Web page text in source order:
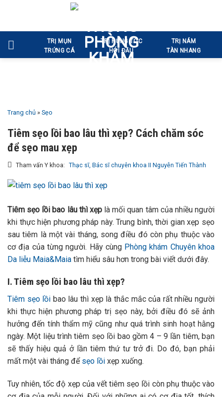
nội
dung
TRỊ MỤN
TRỨNG CÁ
TRỊ RỤNG TÓC
HÓI ĐẦU
TRỊ NÁM
TÀN NHANG
Trang chủ » Sẹo
Tiêm sẹo lồi bao lâu thì xẹp? Cách chăm sóc
để sẹo mau xẹp
Tham vấn Y khoa: Thạc sĩ, Bác sĩ chuyên khoa II Nguyễn Tiến Thành
Tiêm sẹo lồi bao lâu thì xẹplà mối quan tâm của nhiều người
khi thực hiện phương pháp này. Trung bình, thời gian xẹp sẹo
sau tiêm là một vài tháng, song điều đó còn phụ thuộc vào
cơ địa của từng người. Hãy cùng Phòng khám Chuyên khoa
Da liễu Maia&Maia tìm hiểu sâu hơn trong bài viết dưới đây.
I. Tiêm sẹo lồi bao lâu thì xẹp?
Tiêm sẹo lồi bao lâu thì xẹp là thắc mắc của rất nhiều người
khi thực hiện phương pháp trị sẹo này, bởi điều đó sẽ ảnh
hưởng đến tính thẩm mỹ cũng như quá trình sinh hoạt hằng
ngày. Một liệu trình tiêm sẹo lồi bao gồm 4 – 9 lần tiêm, bạn
sẽ thấy hiệu quả ở lần tiêm thứ tư trở đi. Do đó, bạn phải
mất một vài tháng để sẹo lồi xẹp xuống.
Tuy nhiên, tốc độ xẹp của vết tiêm sẹo lồi còn phụ thuộc vào